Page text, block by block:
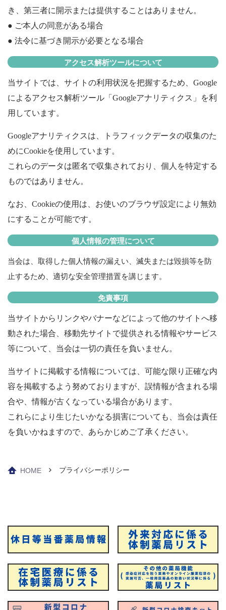
き、第三者に開示または提供することはありません。
● ご本人の同意がある場合
● 法令に基づき開示が必要となる場合
アクセス解析ツールについて
当サイトでは、サイトの利用状況を把握するため、 Google
によるアクセス解析ツール「 Googleアナリティクス」を利
用しています。
Googleアナリティクスは、トラフィックデータの収集のた
めにCookieを使用しています。
これらのデータは匿名で収集されており、個人を特定する
ものではありません。
なお、 Cookieの使用は、お使いのブラウザ設定により無効
にすることが可能です。
個人情報の管理について
当会は、取得した個人情報の漏えい、滅失または毀損等を防
止するため、適切な安全管理措置を講じます。
免責事項
当サイトからリンクやバナーなどによって他のサイトへ移
動された場合、移動先サイトで提供される情報やサービス
等について、当会は一切の責任を負いません。
当サイトに掲載する情報については、可能な限り正確な内
容を掲載するよう努めておりますが、誤情報が含まれる場
合や、情報が古くなっている場合があります。
これらにより生じたいかなる損害についても、当会は責任
を負いかねますので、あらかじめご了承ください。
HOME プライバシーポリシー